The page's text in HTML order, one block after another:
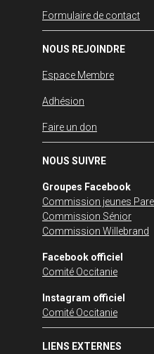
Formulaire de contact
NOUS REJOINDRE
Espace Membre
Adhésion
Faire un don
NOUS SUIVRE
Groupes Facebook
Commission jeunes
Commission Sénior
Commission Willebrand
Facebook officiel
Comité Occitanie
Instagram officiel
Comité Occitanie
LIENS EXTERNES